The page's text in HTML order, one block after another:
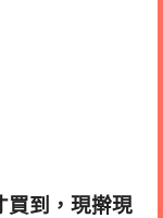
買到，現擀現